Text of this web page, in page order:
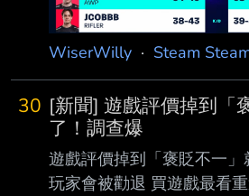
https://www.youtube.com/
v=eIQP8O486Cc
WiserWilly · Steam
30 [新聞] 遊戲評價掉到「
了！調查爆
遊戲評價掉到「褒貶不一
玩家會被勸退 買遊戲最看